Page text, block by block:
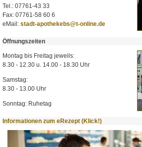
Tel.: 07761-43 33
Fax: 07761-58 60 6
eMail: stadt-apothekebs@t-online.de
Öffnungszeiten
Montag bis Freitag jeweils:
8.30 - 12.30 u. 14.00 - 18.30 Uhr
Samstag:
8.30 - 13.00 Uhr
Sonntag: Ruhetag
Informationen zum eRezept (Klick!)